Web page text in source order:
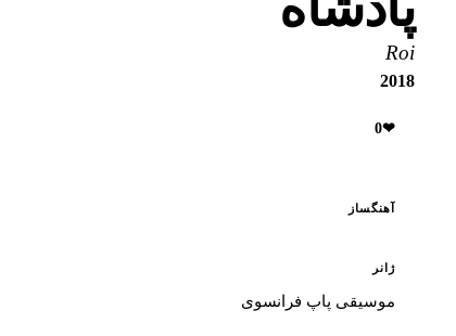
Roi
2018
❤
0
آهنگساز
ژانر
موسیقی پاپ فرانسوی